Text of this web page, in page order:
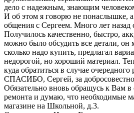
дело с надежным, знающим
И об этом я говорю не понаслышке,
общения с Сергеем. Много лет назад
Получилось качественно, быстро,
можно было обсудить все детали, он
сколько надо купить, предлагал
недорогой, но хороший материал.
куда обратиться в случае очередного
СПАСИБО, Сергей, за
Обязательно вновь обращусь к Вам в
ремонта и думаю, что необходимые
магазине на Школьной, д.3.